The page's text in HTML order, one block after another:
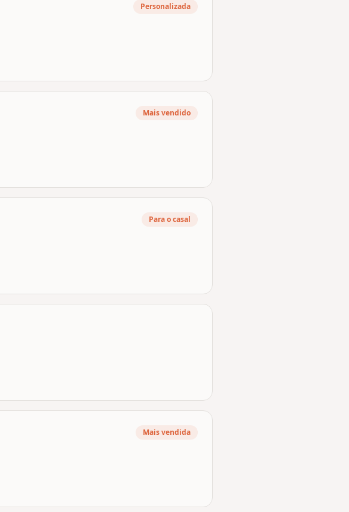
Personalizada
Mais vendido
Para o casal
Mais vendida